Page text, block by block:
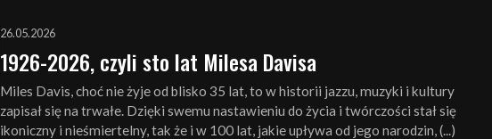
26.05.2026
1926-2026, czyli sto lat Milesa Davisa
Miles Davis, choć nie żyje od blisko 35 lat, to w historii jazzu, muzyki i kultury
zapisał się na trwałe. Dzięki swemu nastawieniu do życia i twórczości stał się
ikoniczny i nieśmiertelny, tak że i w 100 lat, jakie upływa od jego narodzin, (...)